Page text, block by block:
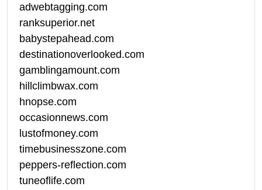
adwebtagging.com
ranksuperior.net
babystepahead.com
destinationoverlooked.com
gamblingamount.com
hillclimbwax.com
hnopse.com
occasionnews.com
lustofmoney.com
timebusinesszone.com
peppers-reflection.com
tuneoflife.com